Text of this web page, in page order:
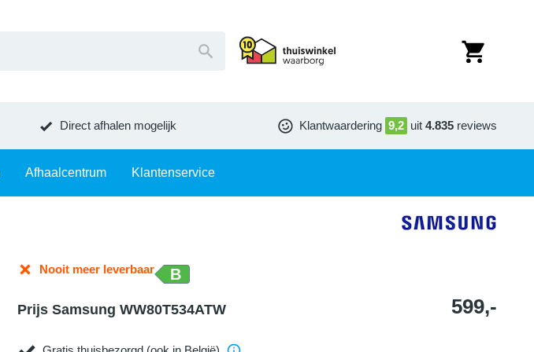
Direct afhalen mogelijk Klantwaardering 9,2 uit 4.835 reviews
Afhaalcentrum Klantenservice
Nooit meer leverbaar B
Prijs Samsung WW80T534ATW 599,-